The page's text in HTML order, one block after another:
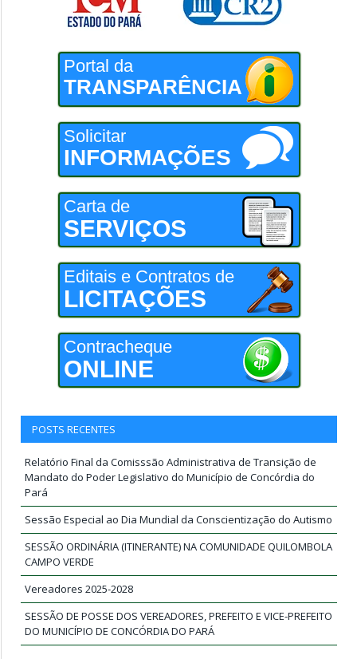
Portal da
TRANSPARÊNCIA
Solicitar
INFORMAÇÕES
Carta de
SERVIÇOS
Editais e Contratos de
LICITAÇÕES
Contracheque
ONLINE
POSTS RECENTES
Relatório Final da Comisssão Administrativa de Transição de
Mandato do Poder Legislativo do Município de Concórdia do
Pará
Sessão Especial ao Dia Mundial da Conscientização do Autismo
SESSÃO ORDINÁRIA (ITINERANTE) NA COMUNIDADE QUILOMBOLA
CAMPO VERDE
Vereadores 2025-2028
SESSÃO DE POSSE DOS VEREADORES, PREFEITO E VICE-PREFEITO
DO MUNICÍPIO DE CONCÓRDIA DO PARÁ